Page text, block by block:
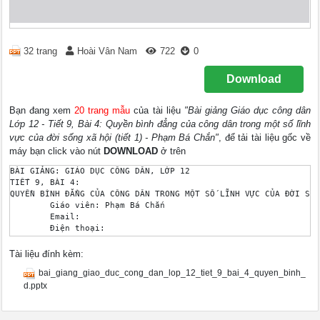
32 trang Hoài Vân Nam 722 0
Download
Bạn đang xem20 trang mẫu của tài liệu "Bài giảng Giáo dục công dân
Lớp 12 - Tiết 9, Bài 4: Quyền bình đẳng của công dân trong một số lĩnh
vực của đời sống xã hội (tiết 1) - Phạm Bá Chắn", để tải tài liệu gốc về
máy bạn click vào nút DOWNLOAD ở trên
BÀI GIẢNG: GIÁO DỤC CÔNG DÂN, LỚP 12
TIẾT 9, BÀI 4:
QUYỀN BÌNH ĐẲNG CỦA CÔNG DÂN TRONG MỘT SỐ LĨNH VỰC CỦA
	Giáo viên: Phạm Bá Chắn
	Điện thoại:
VIDEO GIỚI THIỆU BÀI
TRƯỜNG TH CS&THPT QS
TiẾT 9: Bài 4:
Tài liệu đính kèm:
bai_giang_giao_duc_cong_dan_lop_12_tiet_9_bai_4_quyen_binh_
d.pptx